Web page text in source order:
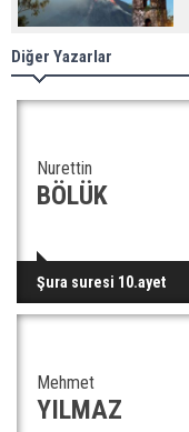
Diğer Yazarlar
Nurettin
BÖLÜK
Şura suresi 10.ayet
Mehmet
YILMAZ